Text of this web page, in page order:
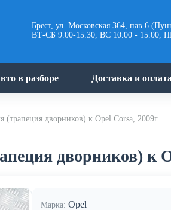
Брест, ул. Московская 364, пав.6
ВТ-СБ 9.00-15.30, ВС 10.00 - 15.00,
в разборе Доставка и оплата
(трапеция дворников) к Opel Corsa, 2009г.
дворников) к
Марка: Opel